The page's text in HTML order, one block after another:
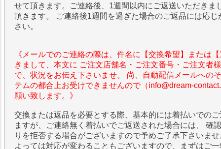
せて頂きます。ご連絡後、1週間以内にご返送いただきま
頂きます。 ご連絡後1週間を過ぎた場合のご返品には応
さい。
《メールでのご連絡の際は、件名に【交換希望】または
きまして、本文に ご注文店舗名・ご注文番号・ご注文者
で、状況をお伝え下さいませ。 尚、自動配信メールへの
テムの都合上お受けできませんので（info@dream-
願い致します。》
交換または返品を必要とする際、基本的には着払いでの
ますが、ご連絡無く着払いでご返送された場合には、 確
りを拒否する場合がございますので予めご了承下さいま
よっては対応が変わることもございますので、まずはご